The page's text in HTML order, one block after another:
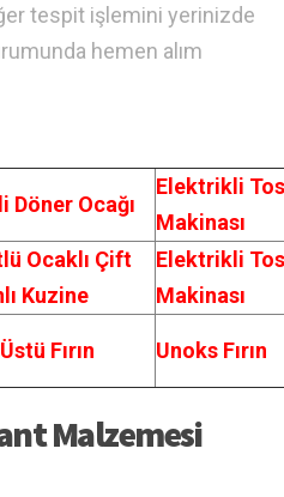
tespit işlemini yerinizde
hemen alım
Döner Ocağı
Elektrikli
Makinası
Ocaklı Çift
Kuzine
Elektrikli
Makinası
Fırın Unoks Fırın
Malzemesi